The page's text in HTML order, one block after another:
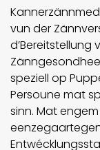
vun der
speziell op
Persoune mat
sinn. Mat